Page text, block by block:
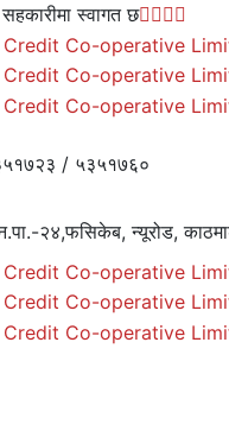
स्वागत छ
/ ५३५१७६०
२४,फसिकेब, न्यूरोड,